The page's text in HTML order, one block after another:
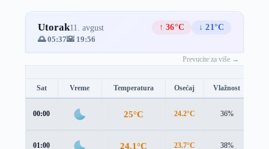
Utorak11. avgust ↑ 36°C
↓ 21°C
🌅 05:37🌇 19:56
Prevucite za više →
Sat Vreme Temperatura Osećaj Vlažnost
00:00 25°C 24.2°C 36%
01:00 24.1°C 23.7°C 38%